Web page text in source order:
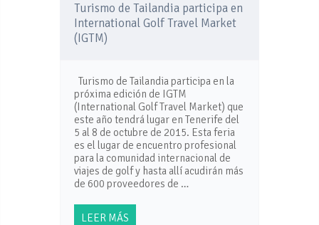
Turismo de Tailandia participa en
International Golf Travel Market
(IGTM)
Turismo de Tailandia participa en la
próxima edición de IGTM
(International Golf Travel Market) que
este año tendrá lugar en Tenerife del
5 al 8 de octubre de 2015. Esta feria
es el lugar de encuentro profesional
para la comunidad internacional de
viajes de golf y hasta allí acudirán más
de 600 proveedores de …
LEER MÁS